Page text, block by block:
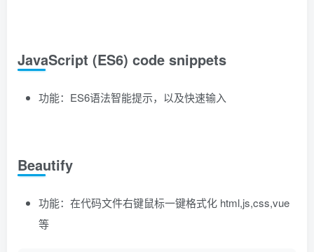
JavaScript (ES6) code snippets
功能：ES6语法智能提示，以及快速输入
Beautify
功能：在代码文件右键鼠标一键格式化 html,js,css,vue
等